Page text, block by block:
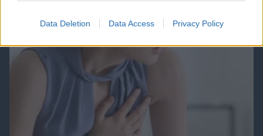
Data Deletion Data Access Privacy Policy